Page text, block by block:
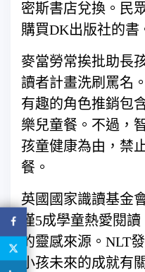
密斯書店兌換。民
購買DK出版社的書
麥當勞常挨批助長
讀者計畫洗刷罵名
有趣的角色推銷包
樂兒童餐。不過，
孩童健康為由，禁
餐。
英國國家識讀基金
僅5成學童熱愛閱
的靈感來源。NLT
小孩未來的成就有